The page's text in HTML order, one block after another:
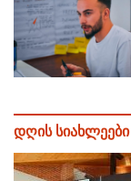
დღის სიახლეები